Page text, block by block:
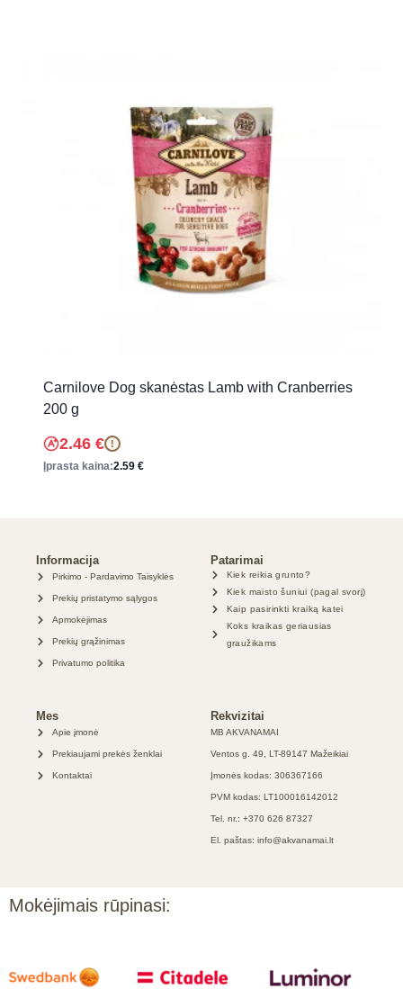
Carnilove Dog skanėstas Lamb with Cranberries
200 g
2.46 € !
Įprasta kaina:2.59 €
Informacija
Pirkimo - Pardavimo Taisyklės
Prekių pristatymo sąlygos
Apmokėjimas
Prekių grąžinimas
Privatumo politika
Patarimai
Kiek reikia grunto?
Kiek maisto šuniui (pagal svorį)
Kaip pasirinkti kraiką katei
Koks kraikas geriausias
graužikams
Mes
Apie įmonė
Prekiaujami prekės ženklai
Kontaktai
Rekvizitai
MB AKVANAMAI
Ventos g. 49, LT-89147 Mažeikiai
Įmonės kodas: 306367166
PVM kodas: LT100016142012
Tel. nr.: +370 626 87327
El. paštas: info@akvanamai.lt
Mokėjimais rūpinasi: